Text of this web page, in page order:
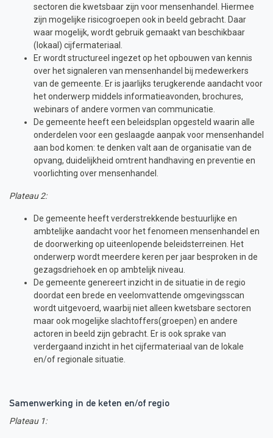
sectoren die kwetsbaar zijn voor mensenhandel. Hiermee
zijn mogelijke risicogroepen ook in beeld gebracht. Daar
waar mogelijk, wordt gebruik gemaakt van beschikbaar
(lokaal) cijfermateriaal.
Er wordt structureel ingezet op het opbouwen van kennis
over het signaleren van mensenhandel bij medewerkers
van de gemeente. Er is jaarlijks terugkerende aandacht voor
het onderwerp middels informatieavonden, brochures,
webinars of andere vormen van communicatie.
De gemeente heeft een beleidsplan opgesteld waarin alle
onderdelen voor een geslaagde aanpak voor mensenhandel
aan bod komen: te denken valt aan de organisatie van de
opvang, duidelijkheid omtrent handhaving en preventie en
voorlichting over mensenhandel.
Plateau 2:
De gemeente heeft verderstrekkende bestuurlijke en
ambtelijke aandacht voor het fenomeen mensenhandel en
de doorwerking op uiteenlopende beleidsterreinen. Het
onderwerp wordt meerdere keren per jaar besproken in de
gezagsdriehoek en op ambtelijk niveau.
De gemeente genereert inzicht in de situatie in de regio
doordat een brede en veelomvattende omgevingsscan
wordt uitgevoerd, waarbij niet alleen kwetsbare sectoren
maar ook mogelijke slachtoffers(groepen) en andere
actoren in beeld zijn gebracht. Er is ook sprake van
verdergaand inzicht in het cijfermateriaal van de lokale
en/of regionale situatie.
Samenwerking in de keten en/of regio
Plateau 1: